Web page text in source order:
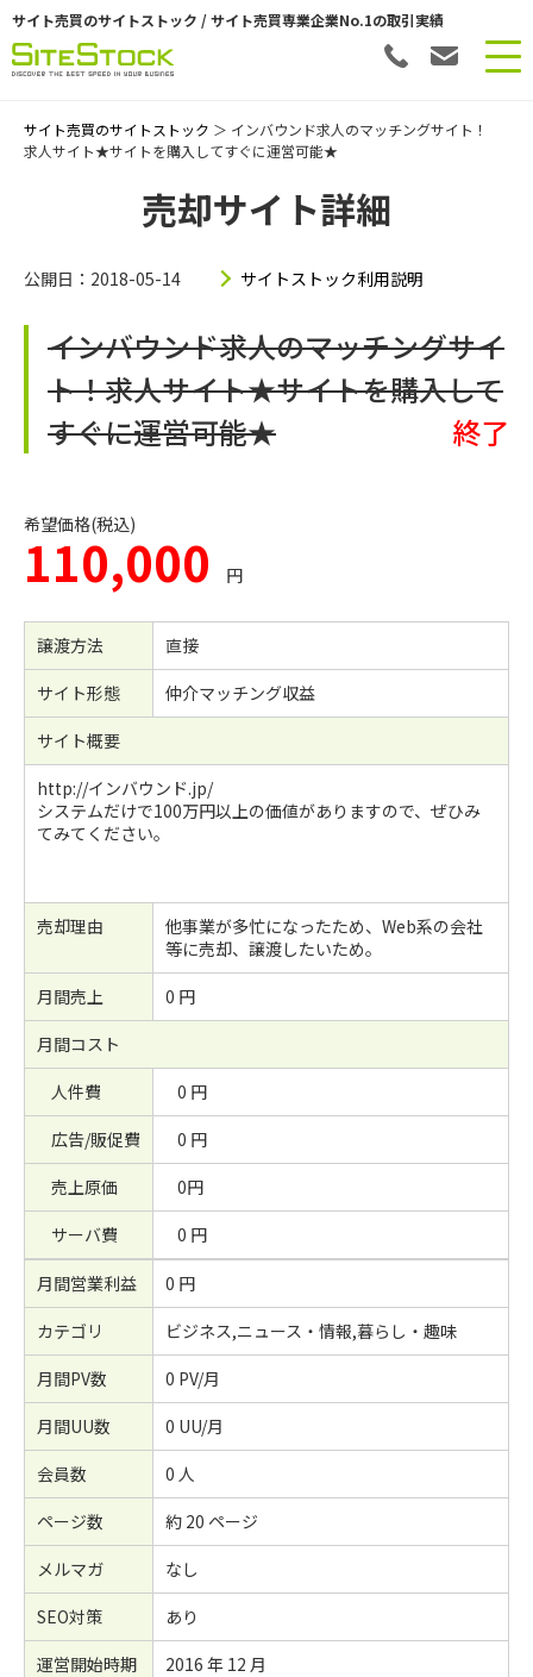
サイト売買のサイトストック / サイト売買専業企業No.1の取引実績
サイト売買のサイトストック ＞ インバウンド求人のマッチングサイト！
求人サイト★サイトを購入してすぐに運営可能★
売却サイト詳細
公開日：2018-05-14 サイトストック利用説明
インバウンド求人のマッチングサイ
ト！求人サイト★サイトを購入して
すぐに運営可能★
終了
希望価格(税込)
110,000 円
譲渡方法
直接
サイト形態
仲介マッチング収益
サイト概要
http://インバウンド.jp/
システムだけで100万円以上の価値がありますので、ぜひみ
てみてください。
売却理由
他事業が多忙になったため、Web系の会社
等に売却、譲渡したいため。
月間売上
0 円
月間コスト
人件費
0 円
広告/販促費
0 円
売上原価
0円
サーバ費
0 円
月間営業利益
0 円
カテゴリ
ビジネス,ニュース・情報,暮らし・趣味
月間PV数
0 PV/月
月間UU数
0 UU/月
会員数
0 人
ページ数
約 20 ページ
メルマガ
なし
SEO対策
あり
運営開始時期
2016 年 12 月